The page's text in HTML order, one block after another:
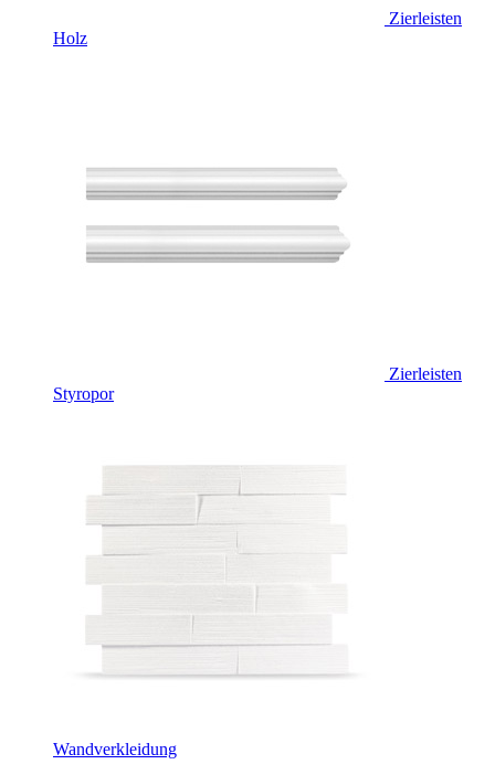
Zierleisten
Holz
Zierleisten
Styropor
Wandverkleidung